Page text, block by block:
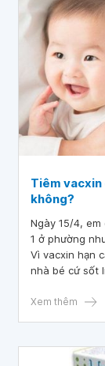
Tiêm vacxin
không?
Ngày 15/4,
1 ở phường
Vì vacxin hạn
nhà bé cứ sốt
hạn sử dụng
Xem thêm